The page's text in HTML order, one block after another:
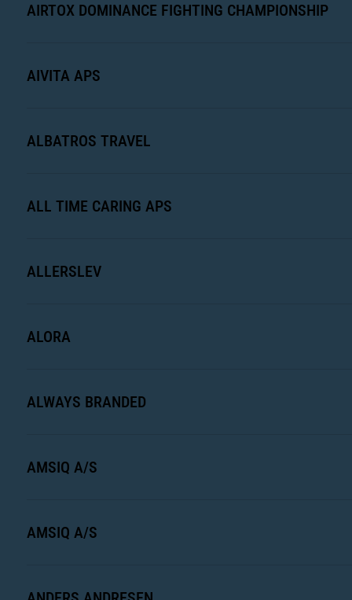
AIRTOX DOMINANCE FIGHTING CHAMPIONSHIP
AIVITA APS
ALBATROS TRAVEL
ALL TIME CARING APS
ALLERSLEV
ALORA
ALWAYS BRANDED
AMSIQ A/S
AMSIQ A/S